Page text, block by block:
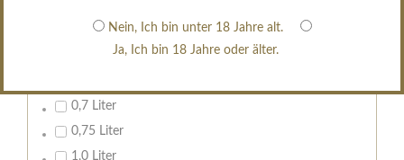
Nein, Ich bin unter 18 Jahre alt.
Ja, Ich bin 18 Jahre oder älter.
0,7 Liter
0,75 Liter
1,0 Liter